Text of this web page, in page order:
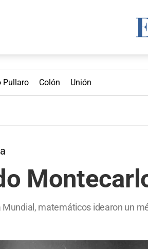
Pullaro Colón Unión
Mundial, matemáticos idearon un